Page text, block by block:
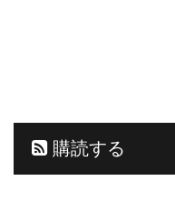
購読する